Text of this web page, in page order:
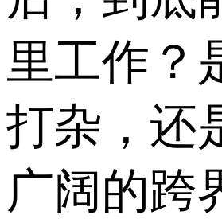
里工作？
打杂，还
广阔的跨